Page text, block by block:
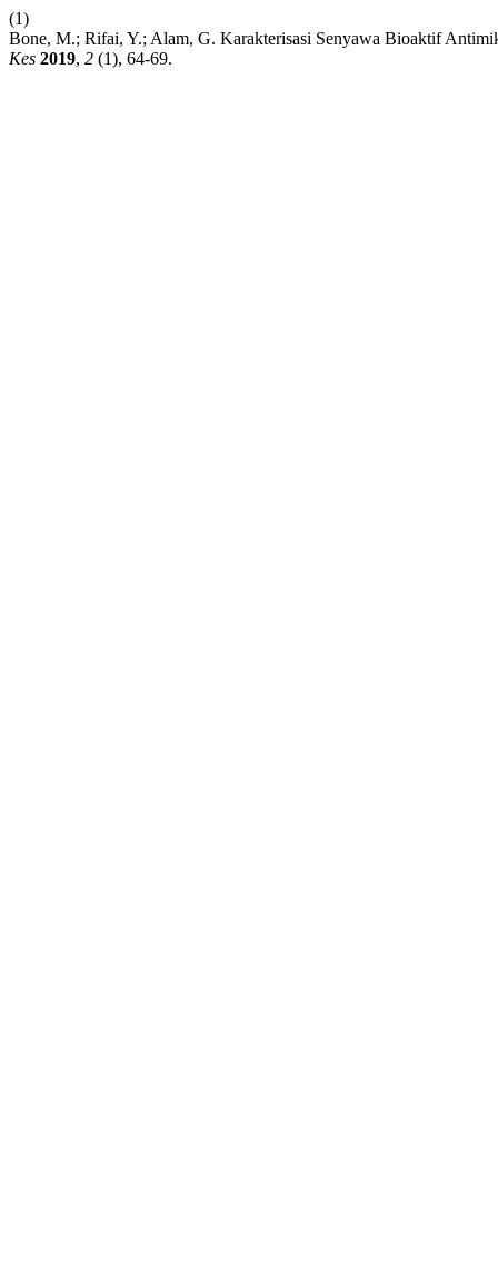
(1)
Bone, M.; Rifai, Y.; Alam, G. Karakterisasi Senyawa Bioaktif
Kes 2019, 2 (1), 64-69.